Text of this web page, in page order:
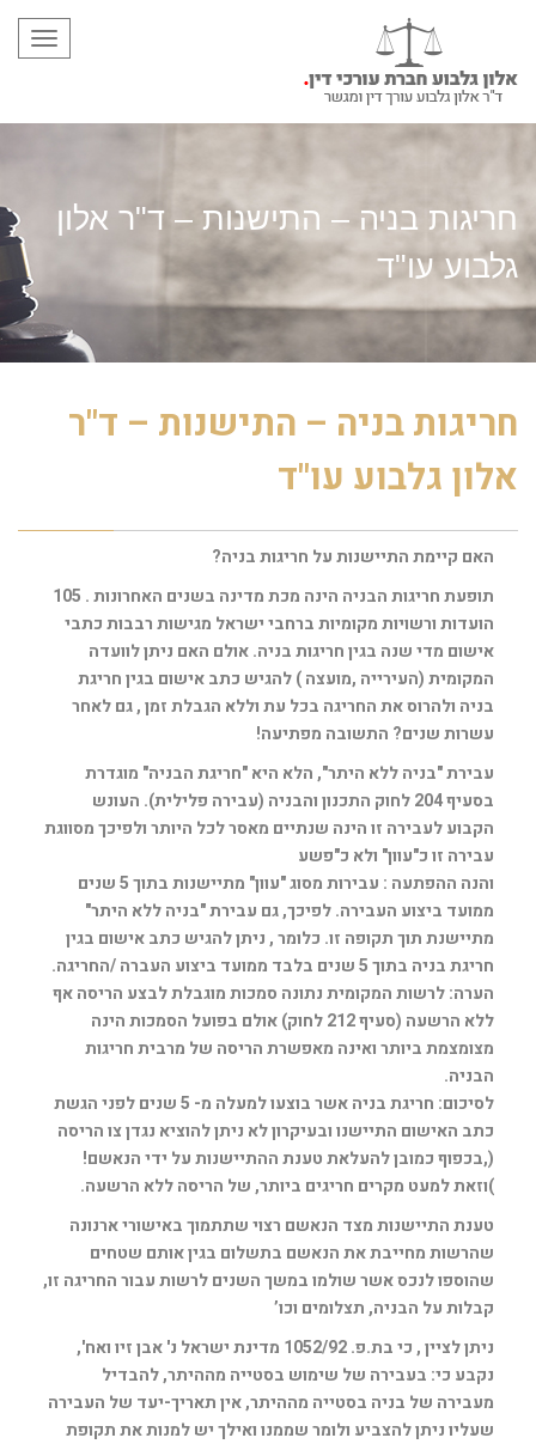
חריגות בניה – התישנות – ד"ר אלון
גלבוע עו"ד
חריגות בניה – התישנות – ד"ר
אלון גלבוע עו"ד
האם קיימת התיישנות על חריגות בניה?
תופעת חריגות הבניה הינה מכת מדינה בשנים האחרונות . 105
הועדות ורשויות מקומיות ברחבי ישראל מגישות רבבות כתבי
אישום מדי שנה בגין חריגות בניה. אולם האם ניתן לוועדה
המקומית (העירייה ,מועצה ) להגיש כתב אישום בגין חריגת
בניה ולהרוס את החריגה בכל עת וללא הגבלת זמן , גם לאחר
עשרות שנים? התשובה מפתיעה!
עבירת "בניה ללא היתר", הלא היא "חריגת הבניה" מוגדרת
בסעיף 204 לחוק התכנון והבניה (עבירה פלילית). העונש
הקבוע לעבירה זו הינה שנתיים מאסר לכל היותר ולפיכך מסווגת
עבירה זו כ"עוון" ולא כ"פשע
והנה ההפתעה : עבירות מסוג "עוון" מתיישנות בתוך 5 שנים
ממועד ביצוע העבירה. לפיכך, גם עבירת "בניה ללא היתר"
מתיישנת תוך תקופה זו. כלומר , ניתן להגיש כתב אישום בגין
חריגת בניה בתוך 5 שנים בלבד ממועד ביצוע העברה /החריגה.
הערה: לרשות המקומית נתונה סמכות מוגבלת לבצע הריסה אף
ללא הרשעה (סעיף 212 לחוק) אולם בפועל הסמכות הינה
מצומצמת ביותר ואינה מאפשרת הריסה של מרבית חריגות
הבניה.
לסיכום: חריגת בניה אשר בוצעו למעלה מ- 5 שנים לפני הגשת
כתב האישום התיישנו ובעיקרון לא ניתן להוציא נגדן צו הריסה
(,בכפוף כמובן להעלאת טענת ההתיישנות על ידי הנאשם!
)וזאת למעט מקרים חריגים ביותר, של הריסה ללא הרשעה.
טענת התיישנות מצד הנאשם רצוי שתתמוך באישורי ארנונה
שהרשות מחייבת את הנאשם בתשלום בגין אותם שטחים
שהוספו לנכס אשר שולמו במשך השנים לרשות עבור החריגה זו,
קבלות על הבניה, תצלומים וכו’
ניתן לציין , כי בת.פ. 1052/92 מדינת ישראל נ' אבן זיו ואח',
נקבע כי: בעבירה של שימוש בסטייה מההיתר, להבדיל
מעבירה של בניה בסטייה מההיתר, אין תאריך-יעד של העבירה
שעליו ניתן להצביע ולומר שממנו ואילך יש למנות את תקופת